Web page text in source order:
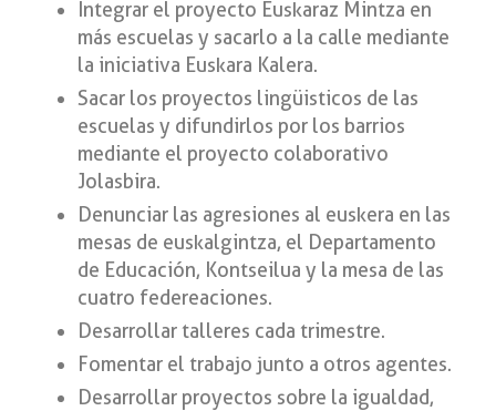
Integrar el proyecto Euskaraz Mintza en
más escuelas y sacarlo a la calle mediante
la iniciativa Euskara Kalera.
Sacar los proyectos lingüisticos de las
escuelas y difundirlos por los barrios
mediante el proyecto colaborativo
Jolasbira.
Denunciar las agresiones al euskera en las
mesas de euskalgintza, el Departamento
de Educación, Kontseilua y la mesa de las
cuatro federeaciones.
Desarrollar talleres cada trimestre.
Fomentar el trabajo junto a otros agentes.
Desarrollar proyectos sobre la igualdad,